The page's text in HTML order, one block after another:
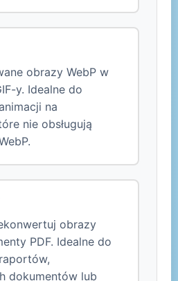
obrazy WebP w
y. Idealne do
na
nie obsługują
obrazy
PDF. Idealne do
dokumentów lub